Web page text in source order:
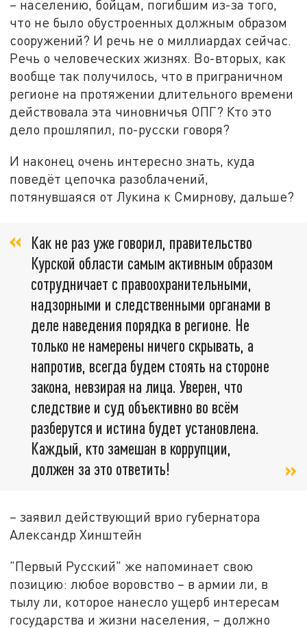
– населению, бойцам, погибшим из-за того,
что не было обустроенных должным образом
сооружений? И речь не о миллиардах сейчас.
Речь о человеческих жизнях. Во-вторых, как
вообще так получилось, что в приграничном
регионе на протяжении длительного времени
действовала эта чиновничья ОПГ? Кто это
дело прошляпил, по-русски говоря?
И наконец очень интересно знать, куда
поведёт цепочка разоблачений,
потянувшаяся от Лукина к Смирнову, дальше?
Как не раз уже говорил, правительство
Курской области самым активным образом
сотрудничает с правоохранительными,
надзорными и следственными органами в
деле наведения порядка в регионе. Не
только не намерены ничего скрывать, а
напротив, всегда будем стоять на стороне
закона, невзирая на лица. Уверен, что
следствие и суд объективно во всём
разберутся и истина будет установлена.
Каждый, кто замешан в коррупции,
должен за это ответить!
– заявил действующий врио губернатора
Александр Хинштейн
"Первый Русский" же напоминает свою
позицию: любое воровство – в армии ли, в
тылу ли, которое нанесло ущерб интересам
государства и жизни населения, – должно